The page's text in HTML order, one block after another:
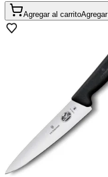
Agregar al carritoAgregar